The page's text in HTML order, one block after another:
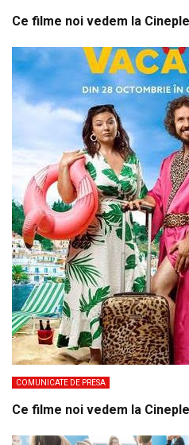
Ce filme noi vedem la
COMUNICATE DE PRESA
Ce filme noi vedem la